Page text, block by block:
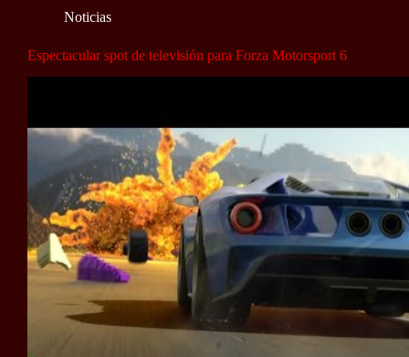
Noticias
Espectacular spot de televisión para Forza Motorsport 6